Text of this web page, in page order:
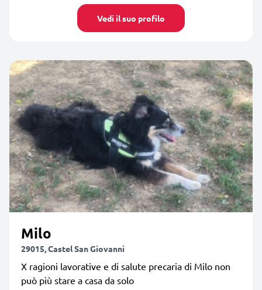
Vedi il suo profilo
Milo
29015, Castel San Giovanni
X ragioni lavorative e di salute precaria di Milo non
può più stare a casa da solo